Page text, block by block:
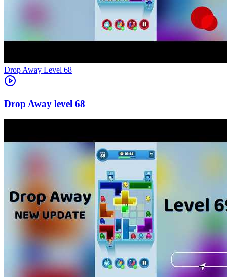
Level 68
68